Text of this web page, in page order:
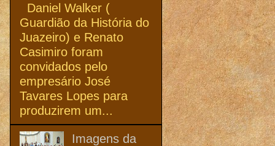
Daniel Walker (
Guardião da História do
Juazeiro) e Renato
Casimiro foram
convidados pelo
empresário José
Tavares Lopes para
produzirem um...
Imagens da